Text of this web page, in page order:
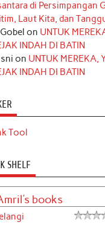
di Persimpangan
Laut Kita, dan
on UNTUK
INDAH DI BATIN
on UNTUK MEREKA,
INDAH DI BATIN
SHELF
books